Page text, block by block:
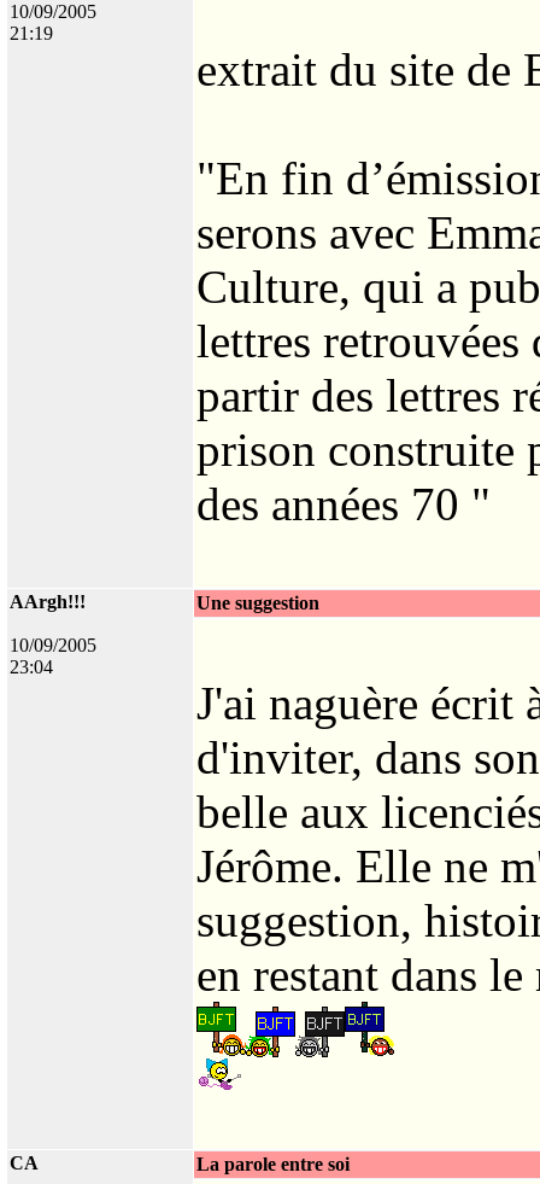
10/09/2005
21:19
extrait du site de
"En fin
serons avec
Culture, qui a
lettres retrouvées
partir des lettres
prison construite
des années 70 "
AArgh!!!
10/09/2005
23:04
Une suggestion
J'ai naguère écrit
d'inviter, dans
belle aux
Jérôme. Elle ne
suggestion,
en restant dans
CA La parole entre soi